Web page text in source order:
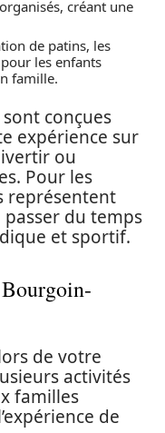
créant une
de patins, les
les enfants
famille.
conçues
expérience sur
ou
Pour les
représentent
du temps
et sportif.
de votre
activités
familles
de